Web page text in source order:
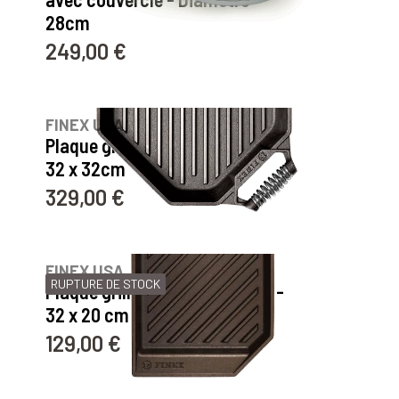
28cm
Prix
249,00 €
FINEX USA
Plaque grill en fonte naturelle -
32 x 32cm
Prix
329,00 €
RUPTURE DE STOCK
FINEX USA
Plaque grill en fonte naturelle -
32 x 20 cm
Prix
129,00 €
44avis